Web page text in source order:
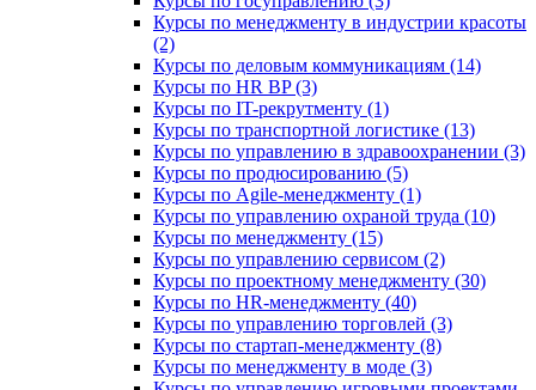
Курсы по менеджменту в индустрии красоты
(2)
Курсы по деловым коммуникациям (14)
Курсы по HR BP (3)
Курсы по IT-рекрутменту (1)
Курсы по транспортной логистике (13)
Курсы по управлению в здравоохранении (3)
Курсы по продюсированию (5)
Курсы по Agile-менеджменту (1)
Курсы по управлению охраной труда (10)
Курсы по менеджменту (15)
Курсы по управлению сервисом (2)
Курсы по проектному менеджменту (30)
Курсы по HR-менеджменту (40)
Курсы по управлению торговлей (3)
Курсы по стартап-менеджменту (8)
Курсы по менеджменту в моде (3)